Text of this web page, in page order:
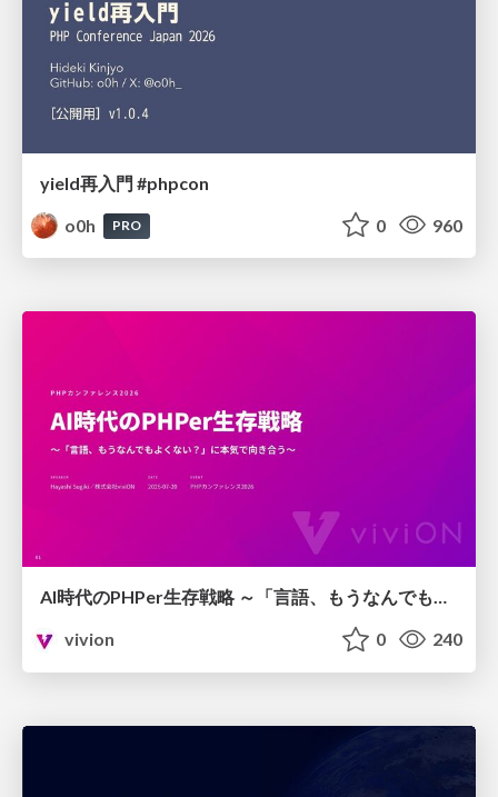
yield再入門 #phpcon
o0h
PRO 0 960
AI時代のPHPer生存戦略 ～「言語、もうなんでもよくない？」に本気で向き合う～
vivion
0 240